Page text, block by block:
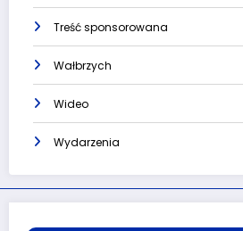
Treść sponsorowana
Wałbrzych
Wideo
Wydarzenia